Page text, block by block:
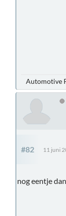
Automotive
#82 11 juni
nog eentje